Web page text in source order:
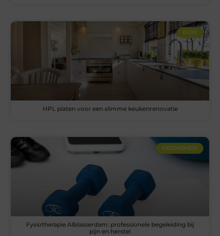
BLOG
HPL platen voor een slimme keukenrenovatie
GEZONDHEID
Fysiotherapie Alblasserdam: professionele begeleiding bij
pijn en herstel